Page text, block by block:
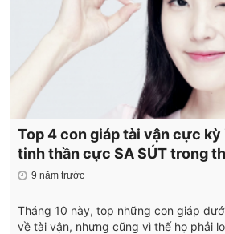
Top 4 con giáp tài vận cực kỳ
tinh thần cực SA SÚT trong
9 năm trước
Tháng 10 này, top những con giáp
về tài vận, nhưng cũng vì thế họ phải